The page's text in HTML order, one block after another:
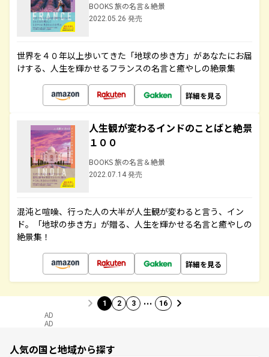
BOOKS 旅の名言＆絶景
2022.05.26 発売
世界を４０年以上歩いてきた「地球の歩き方」があなたにお届
けする、人生を輝かせるフランスの名言と癒やしの絶景集
詳細を見る
人生観が変わるインドのことばと絶景
１００
BOOKS 旅の名言＆絶景
2022.07.14 発売
混沌と喧噪、行った人の大半が人生観が変わると言う、イン
ド。「地球の歩き方」が贈る、人生を輝かせる名言と癒やしの
絶景集！
詳細を見る
1 2 3 … 16
AD
AD
人気の国と地域から探す